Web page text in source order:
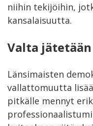
niihin tekijöihin,
kansalaisuutta.
Valta
Länsimaisten
vallattomuutta
pitkälle mennyt